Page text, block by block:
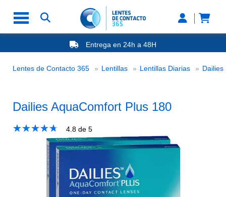
Entrega en 24h a 48H
-20% Gafas de Lectura
Nº1 en Opinión de los Clientes
Lentes de Contacto 365 Lentillas Lentillas Diarias Dailies
Dailies AquaComfort Plus 180
★★★★★
☆☆☆☆☆ 4.8 de 5